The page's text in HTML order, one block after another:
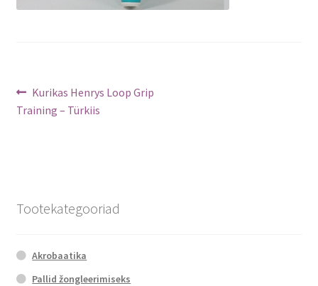
Navigeerimine
Previous
post:
Kurikas Henrys Loop Grip
Training – Türkiis
Tootekategooriad
Akrobaatika
Pallid žongleerimiseks